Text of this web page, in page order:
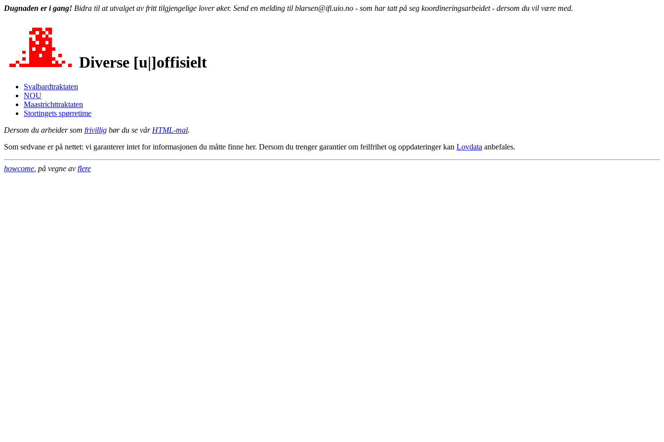
Dugnaden er i gang! Bidra til at utvalget av fritt tilgjengelige lover øker. Send en melding til blarsen@ifi.uio.no - som har tatt på seg koordineringsarbeidet - dersom du vil være med.
Diverse [u|]offisielt
Svalbardtraktaten
NOU
Maastrichttraktaten
Stortingets spørretime
Dersom du arbeider som frivillig bør du se vår HTML-mal.
Som sedvane er på nettet: vi garanterer intet for informasjonen du måtte finne her. Dersom du trenger garantier om feilfrihet og oppdateringer kan Lovdata anbefales.
howcome , på vegne av flere